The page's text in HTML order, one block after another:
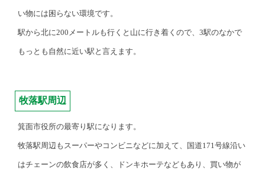
い物には困らない環境です。
駅から北に200メートルも行くと山に行き着くので、3駅のなかで
もっとも自然に近い駅と言えます。
牧落駅周辺
箕面市役所の最寄り駅になります。
牧落駅周辺もスーパーやコンビニなどに加えて、国道171号線沿い
はチェーンの飲食店が多く、ドンキホーテなどもあり、買い物が